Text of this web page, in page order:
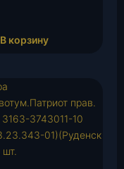
В корзину